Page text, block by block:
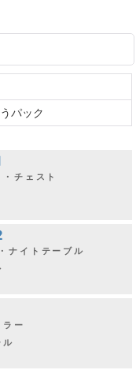
パック
チェスト
ナイトテーブル
ー
ル